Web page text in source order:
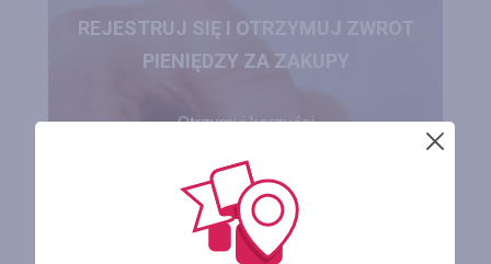
REJESTRUJ SIĘ I OTRZYMUJ ZWROT
PIENIĘDZY ZA ZAKUPY
Otrzymuj korzyści
ZAREJESTROWAĆ SIĘ